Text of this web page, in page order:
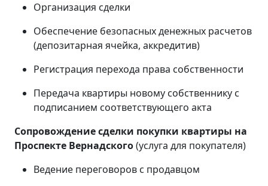
Организация сделки
Обеспечение безопасных денежных расчетов
(депозитарная ячейка, аккредитив)
Регистрация перехода права собственности
Передача квартиры новому собственнику с
подписанием соответствующего акта
Сопровождение сделки покупки квартиры на
Проспекте Вернадского(услуга для покупателя)
Ведение переговоров с продавцом